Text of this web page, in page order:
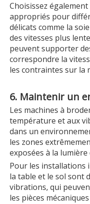
Choisissez
appropriés pour
délicats comme la
des vitesses plus
peuvent supporter
correspondre la
les contraintes sur la
6. Maintenir un
Les machines à
température et aux
dans un
les zones
exposées à la
Pour les installations
la table et le sol sont
vibrations, qui
les pièces